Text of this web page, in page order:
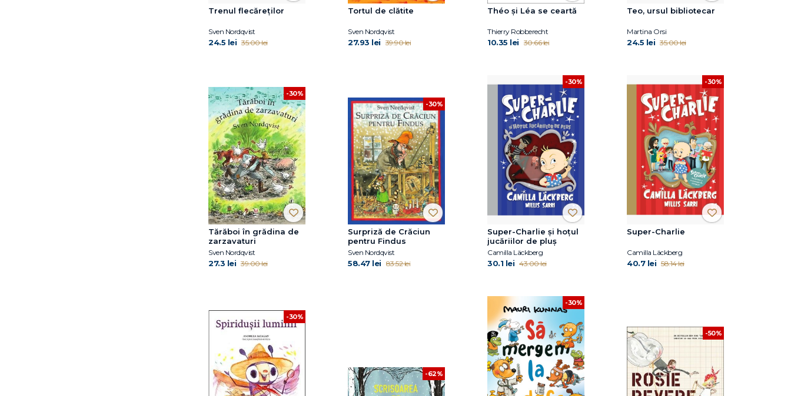
Trenul flecăreților
Sven Nordqvist
24.5 lei 35.00 lei
Tortul de clătite
Sven Nordqvist
27.93 lei 39.90 lei
Théo și Léa se ceartă
Thierry Robberecht
10.35 lei 30.66 lei
Teo, ursul bibliotecar
Martina Orsi
24.5 lei 35.00 lei
-30%
Tărăboi în grădina de
zarzavaturi
Sven Nordqvist
27.3 lei 39.00 lei
-30%
Surpriză de Crăciun
pentru Findus
Sven Nordqvist
58.47 lei 83.52 lei
-30%
Super-Charlie și hoțul
jucăriilor de pluș
Camilla Läckberg
30.1 lei 43.00 lei
-30%
Super-Charlie
Camilla Läckberg
40.7 lei 58.14 lei
-30%
-62%
-30%
-50%